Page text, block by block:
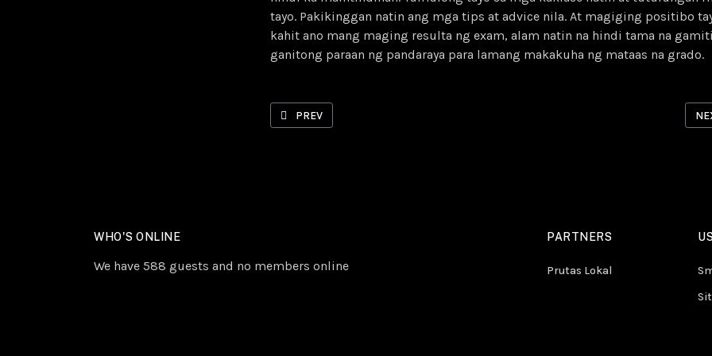
tayo. Pakikinggan natin ang mga tips at advice nila. At magiging positibo
kahit ano mang maging resulta ng exam, alam natin na hindi tama na
ganitong paraan ng pandaraya para lamang makakuha ng mataas na grado.
PREVIOUS ARTICLE: SOH QUOTES #122: HUWAG MO NA TANGKAIN MAKIPAGTALO,
PREV
WHO'S ONLINE
We have 588 guests and no members online
PARTNERS
Prutas Lokal